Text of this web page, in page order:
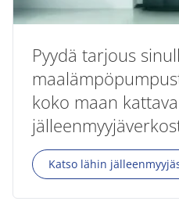
Pyydä tarjous
koko maan kattava
Katso lähin